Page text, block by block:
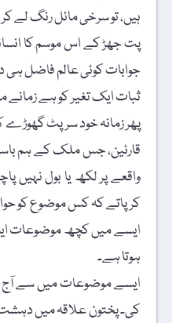
ہیں، تو سرخی مائل رنگ لے کر
پت جھڑ کے اس موسم کا
جوابات کوئی عالم فاضل
ثبات ایک تغیر کو ہے زمانے
پھر زمانہ خود سرپٹ گھوڑے
قارئین، جس ملک کے ہم
واقعے پر لکھ یا بول نہیں
کرپاتے کہ کس موضوع کو
ایسے میں کچھ موضوعات
ہوتا ہے۔
ایسے موضوعات میں سے آج
کی۔ پختون علاقہ میں